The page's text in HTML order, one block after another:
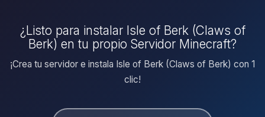
¿Listo para instalar Isle of Berk (Claws of
Berk) en tu propio Servidor Minecraft?
¡Crea tu servidor e instala Isle of Berk (Claws of Berk) con 1
clic!